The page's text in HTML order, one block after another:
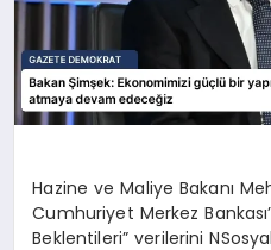
Hazine ve Maliye Bakanı
Cumhuriyet Merkez
Beklentileri” verilerini